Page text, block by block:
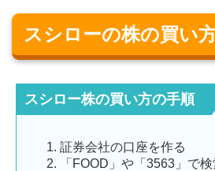
スシローの株の買い
スシロー株の買い方の手順
証券会社の口座を作る
「FOOD」や「3563」で検